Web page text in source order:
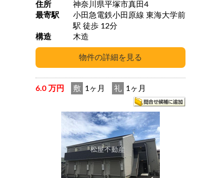
住所
神奈川県平塚市真田4
最寄駅
小田急電鉄小田原線 東海大学前
駅 徒歩 12分
構造
木造
6.0 万円 敷 1ヶ月 礼 1ヶ月